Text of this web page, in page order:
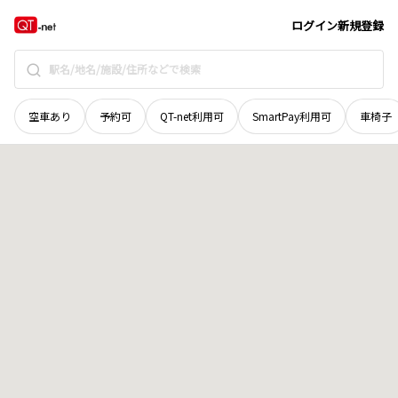
ログイン新規登録
空車あり 予約可 QT-net利用可 SmartPay利用可 車椅子
広島県